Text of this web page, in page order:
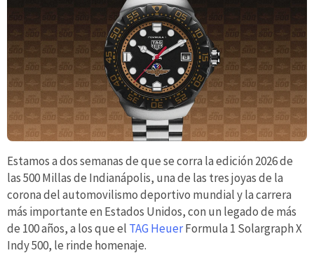
Estamos a dos semanas de que se corra la edición 2026 de
las 500 Millas de Indianápolis, una de las tres joyas de la
corona del automovilismo deportivo mundial y la carrera
más importante en Estados Unidos, con un legado de más
de 100 años, a los que el TAG HeuerFormula 1 Solargraph X
Indy 500, le rinde homenaje.